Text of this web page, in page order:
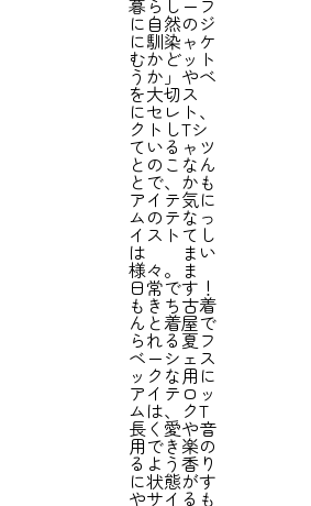
暮らし
に自然
に馴染
むかど
うか」
を大切
にセレ
クトし
ている
とのこ
とで、
アイテ
ムのテ
イスト
は
様々。
日常で
もきち
んと着
られる
ベーシ
ックな
アイテ
ムは、
長く愛
用でき
るよう
に状態
やサイ
ーフ
のジ
ャケ
ット
やベ
ス
ト、
Tシ
ャツ
なん
かも
気に
なっ
てし
まい
ま
す！
古着
屋で
夏フ
ェス
用に
ロッ
クT
や音
楽の
香り
がす
るも